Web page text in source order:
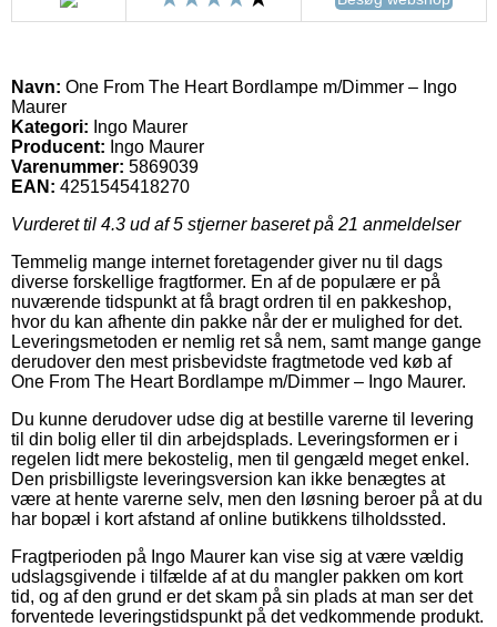
Navn: One From The Heart Bordlampe m/Dimmer – Ingo
Maurer
Kategori: Ingo Maurer
Producent: Ingo Maurer
Varenummer: 5869039
EAN: 4251545418270
Vurderet til 4.3 ud af 5 stjerner baseret på 21 anmeldelser
Temmelig mange internet foretagender giver nu til dags
diverse forskellige fragtformer. En af de populære er på
nuværende tidspunkt at få bragt ordren til en pakkeshop,
hvor du kan afhente din pakke når der er mulighed for det.
Leveringsmetoden er nemlig ret så nem, samt mange gange
derudover den mest prisbevidste fragtmetode ved køb af
One From The Heart Bordlampe m/Dimmer – Ingo Maurer.
Du kunne derudover udse dig at bestille varerne til levering
til din bolig eller til din arbejdsplads. Leveringsformen er i
regelen lidt mere bekostelig, men til gengæld meget enkel.
Den prisbilligste leveringsversion kan ikke benægtes at
være at hente varerne selv, men den løsning beroer på at du
har bopæl i kort afstand af online butikkens tilholdssted.
Fragtperioden på Ingo Maurer kan vise sig at være vældig
udslagsgivende i tilfælde af at du mangler pakken om kort
tid, og af den grund er det skam på sin plads at man ser det
forventede leveringstidspunkt på det vedkommende produkt.